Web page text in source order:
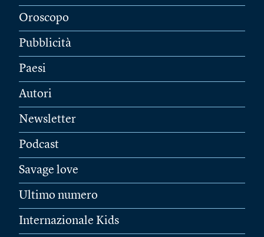
Oroscopo
Pubblicità
Paesi
Autori
Newsletter
Podcast
Savage love
Ultimo numero
Internazionale Kids